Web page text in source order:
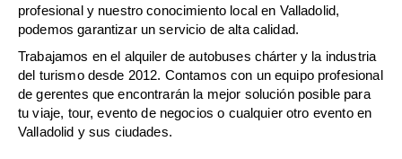
profesional y nuestro conocimiento local en Valladolid,
podemos garantizar un servicio de alta calidad.
Trabajamos en el alquiler de autobuses chárter y la industria
del turismo desde 2012. Contamos con un equipo profesional
de gerentes que encontrarán la mejor solución posible para
tu viaje, tour, evento de negocios o cualquier otro evento en
Valladolid y sus ciudades.